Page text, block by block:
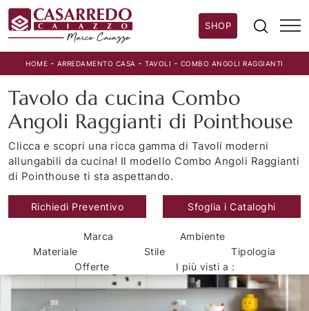
SHOP
HOME - ARREDAMENTO CASA -TAVOLI - COMBO ANGOLI RAGGIANTI
Tavolo da cucina Combo
Angoli Raggianti di Pointhouse
Clicca e scopri una ricca gamma di Tavoli moderni
allungabili da cucina! Il modello Combo Angoli Raggianti
di Pointhouse ti sta aspettando.
Richiedi Preventivo Sfoglia i Cataloghi
Marca
Ambiente
Materiale
Stile
Tipologia
Offerte
I più visti a :